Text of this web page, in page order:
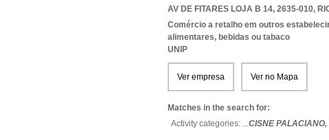
AV DE FITARES LOJA B 14, 2635-010,
Comércio a retalho em outros
alimentares, bebidas ou tabaco
UNIP
Ver empresa Ver no Mapa
Matches in the search for:
Activity categories: ...CISNE PALACIANO,